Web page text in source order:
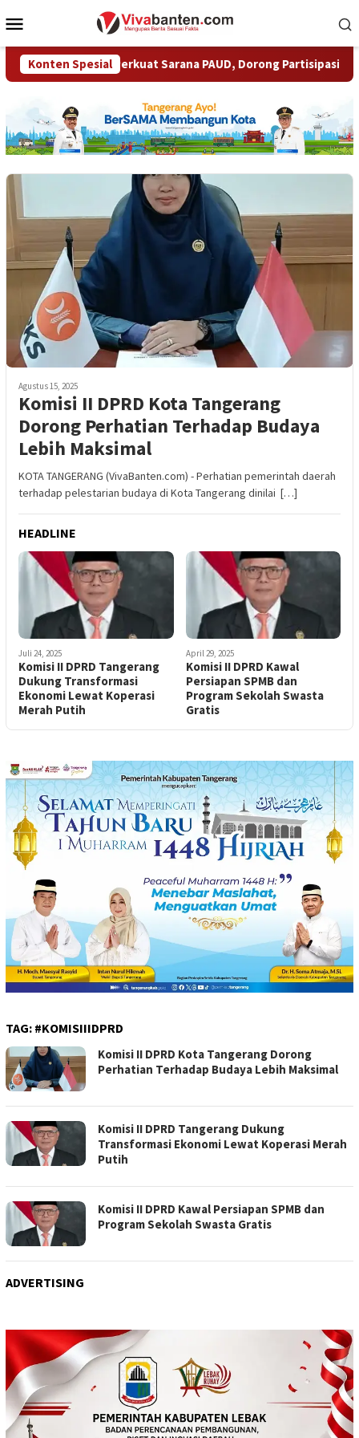
ke
Mobile
Konten Spesial
Tangsel Perkuat Sarana PAUD, Dorong Partisipasi Sekolah
Agustus 15, 2025
Komisi II DPRD Kota Tangerang
Dorong Perhatian Terhadap Budaya
Lebih Maksimal
KOTA TANGERANG (VivaBanten.com) - Perhatian pemerintah daerah
terhadap pelestarian budaya di Kota Tangerang dinilai […]
HEADLINE
Juli 24, 2025
Komisi II DPRD Tangerang
Dukung Transformasi
Ekonomi Lewat Koperasi
Merah Putih
April 29, 2025
Komisi II DPRD Kawal
Persiapan SPMB dan
Program Sekolah Swasta
Gratis
TAG: #KOMISIIIDPRD
Komisi II DPRD Kota Tangerang Dorong
Perhatian Terhadap Budaya Lebih Maksimal
Komisi II DPRD Tangerang Dukung
Transformasi Ekonomi Lewat Koperasi Merah
Putih
Komisi II DPRD Kawal Persiapan SPMB dan
Program Sekolah Swasta Gratis
ADVERTISING